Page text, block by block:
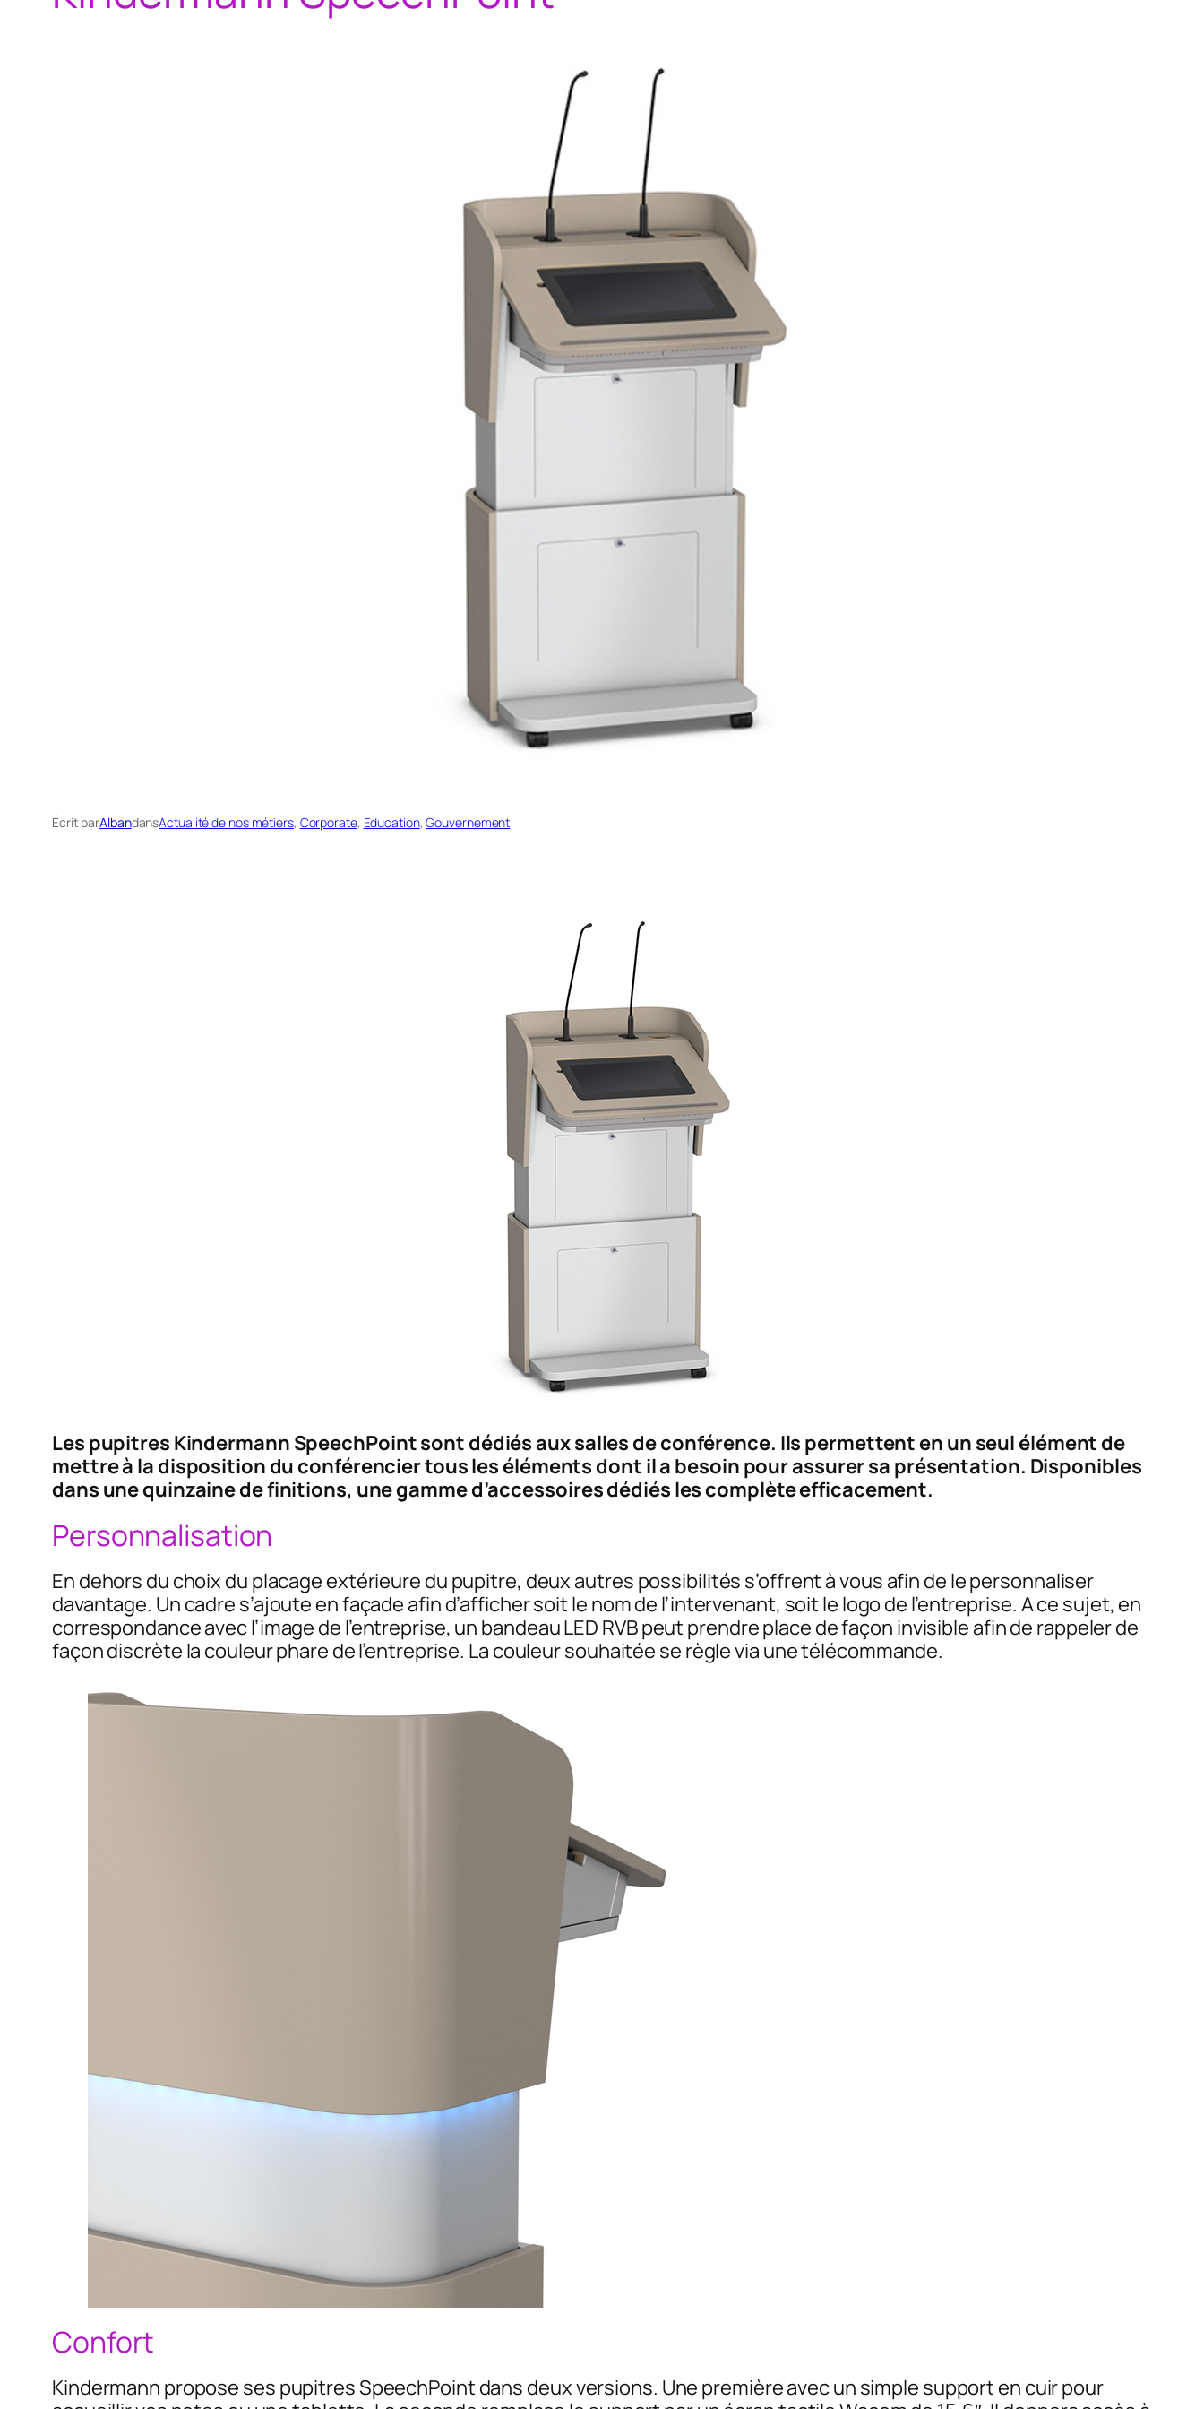
Écrit parAlbandansActualité de nos métiers, Corporate, Education, Gouvernement
Les pupitres Kindermann SpeechPoint sont dédiés aux salles de conférence. Ils permettent en un seul élément de
mettre à la disposition du conférencier tous les éléments dont il a besoin pour assurer sa présentation. Disponibles
dans une quinzaine de finitions, une gamme d’accessoires dédiés les complète efficacement.
Personnalisation
En dehors du choix du placage extérieure du pupitre, deux autres possibilités s’offrent à vous afin de le personnaliser
davantage. Un cadre s’ajoute en façade afin d’afficher soit le nom de l’intervenant, soit le logo de l’entreprise. A ce sujet, en
correspondance avec l’image de l’entreprise, un bandeau LED RVB peut prendre place de façon invisible afin de rappeler de
façon discrète la couleur phare de l’entreprise. La couleur souhaitée se règle via une télécommande.
Confort
Kindermann propose ses pupitres SpeechPoint dans deux versions. Une première avec un simple support en cuir pour